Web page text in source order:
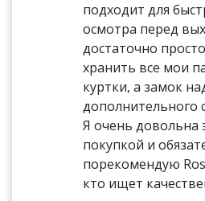
подходит для
осмотра перед
достаточно
хранить все мои
куртки, а замок
дополнительного
Я очень довольна
покупкой и
порекомендую
кто ищет